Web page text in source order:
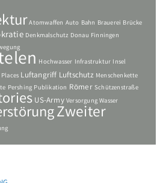
Atomwaffen Auto Bahn Brauerei Brücke
Denkmalschutz Donau Finningen
Hochwasser Infrastruktur Insel
Luftangriff Luftschutz Menschenkette
Pershing Publikation Römer Schützenstraße
US-Army Versorgung Wasser
Zweiter